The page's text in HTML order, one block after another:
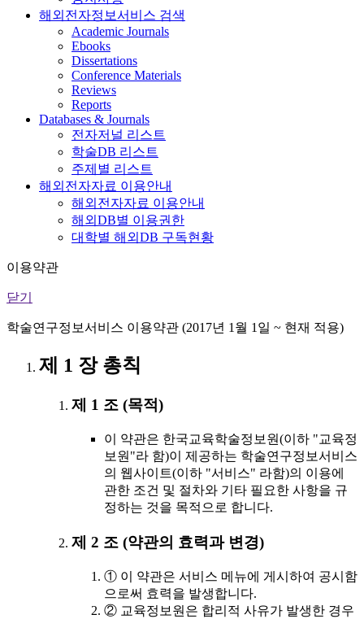
해외전자정보서비스 검색
Academic Journals
Ebooks
Dissertations
Conference Materials
Reviews
Reports
Databases & Journals
전자저널 리스트
학술DB 리스트
주제별 리스트
해외전자자료 이용안내
해외전자자료 이용안내
해외DB별 이용권한
대학별 해외DB 구독현황
이용약관
닫기
학술연구정보서비스 이용약관 (2017년 1월 1일 ~ 현재 적용)
제 1 장 총칙
제 1 조 (목적)
이 약관은 한국교육학술정보원(이하 "교육정
보원"라 함)이 제공하는 학술연구정보서비스
의 웹사이트(이하 "서비스" 라함)의 이용에
관한 조건 및 절차와 기타 필요한 사항을 규
정하는 것을 목적으로 합니다.
제 2 조 (약관의 효력과 변경)
① 이 약관은 서비스 메뉴에 게시하여 공시함
으로써 효력을 발생합니다.
② 교육정보원은 합리적 사유가 발생한 경우